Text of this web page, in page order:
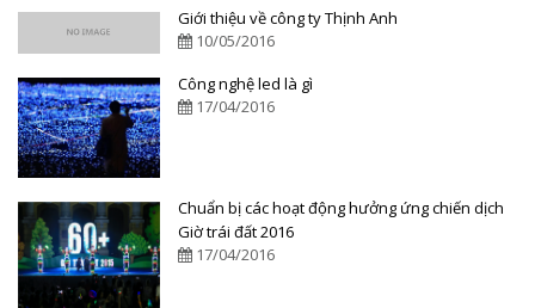
Giới thiệu về công ty Thịnh Anh
10/05/2016
Công nghệ led là gì
17/04/2016
Chuẩn bị các hoạt động hưởng ứng chiến dịch
Giờ trái đất 2016
17/04/2016